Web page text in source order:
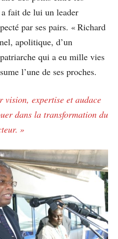
fait de lui un leader
par ses pairs. « Richard
apolitique, d’un
qui a eu mille vies
l’une de ses proches.
vision, expertise et audace
dans la transformation du
»